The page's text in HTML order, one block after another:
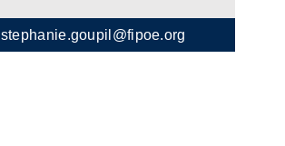
stephanie.goupil@fipoe.org